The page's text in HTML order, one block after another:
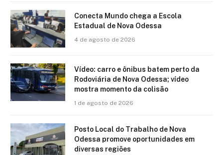
Conecta Mundo chega a Escola
Estadual de Nova Odessa
4 de agosto de 2026
Vídeo: carro e ônibus batem perto da
Rodoviária de Nova Odessa; vídeo
mostra momento da colisão
1 de agosto de 2026
Posto Local do Trabalho de Nova
Odessa promove oportunidades em
diversas regiões